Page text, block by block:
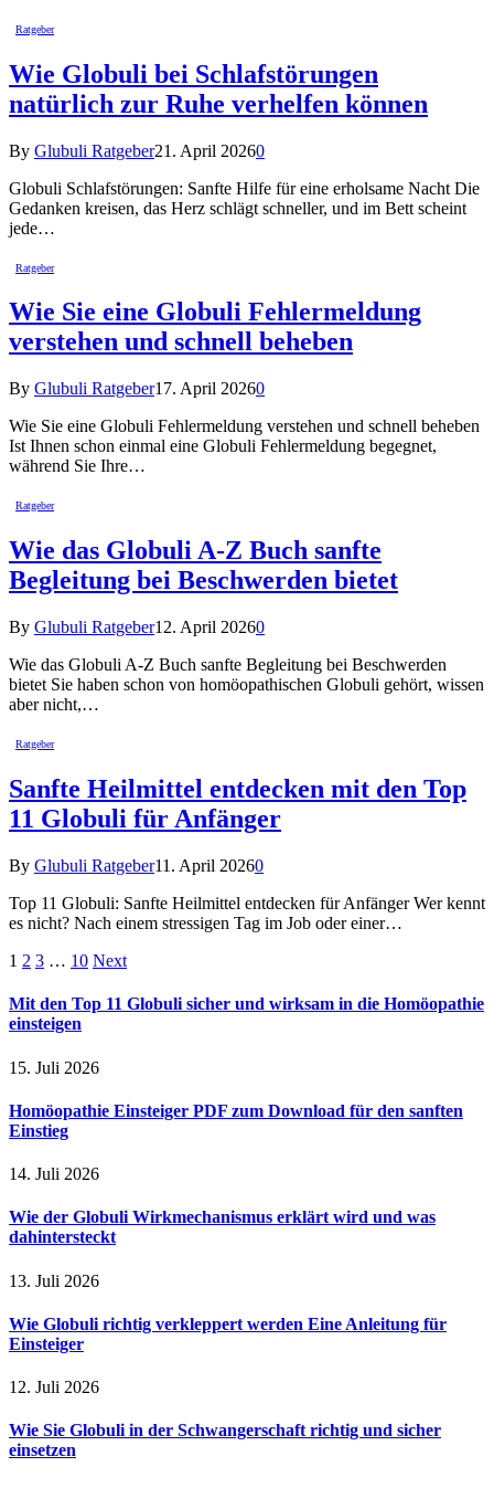
Ratgeber
Wie Globuli bei Schlafstörungen
natürlich zur Ruhe verhelfen können
By Glubuli Ratgeber21. April 20260
Globuli Schlafstörungen: Sanfte Hilfe für eine erholsame Nacht Die
Gedanken kreisen, das Herz schlägt schneller, und im Bett scheint
jede…
Ratgeber
Wie Sie eine Globuli Fehlermeldung
verstehen und schnell beheben
By Glubuli Ratgeber17. April 20260
Wie Sie eine Globuli Fehlermeldung verstehen und schnell beheben
Ist Ihnen schon einmal eine Globuli Fehlermeldung begegnet,
während Sie Ihre…
Ratgeber
Wie das Globuli A-Z Buch sanfte
Begleitung bei Beschwerden bietet
By Glubuli Ratgeber12. April 20260
Wie das Globuli A-Z Buch sanfte Begleitung bei Beschwerden
bietet Sie haben schon von homöopathischen Globuli gehört, wissen
aber nicht,…
Ratgeber
Sanfte Heilmittel entdecken mit den Top
11 Globuli für Anfänger
By Glubuli Ratgeber11. April 20260
Top 11 Globuli: Sanfte Heilmittel entdecken für Anfänger Wer kennt
es nicht? Nach einem stressigen Tag im Job oder einer…
1 2 3 … 10 Next
Mit den Top 11 Globuli sicher und wirksam in die Homöopathie
einsteigen
15. Juli 2026
Homöopathie Einsteiger PDF zum Download für den sanften
Einstieg
14. Juli 2026
Wie der Globuli Wirkmechanismus erklärt wird und was
dahintersteckt
13. Juli 2026
Wie Globuli richtig verkleppert werden Eine Anleitung für
Einsteiger
12. Juli 2026
Wie Sie Globuli in der Schwangerschaft richtig und sicher
einsetzen